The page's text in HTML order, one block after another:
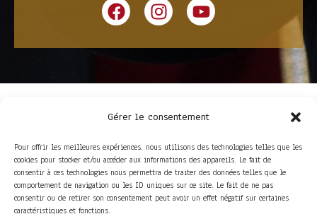
Gérer le consentement
Pour offrir les meilleures expériences, nous utilisons des technologies telles que les
cookies pour stocker et/ou accéder aux informations des appareils. Le fait de
consentir à ces technologies nous permettra de traiter des données telles que le
comportement de navigation ou les ID uniques sur ce site. Le fait de ne pas
consentir ou de retirer son consentement peut avoir un effet négatif sur certaines
caractéristiques et fonctions.
ACCÈS RAPIDE